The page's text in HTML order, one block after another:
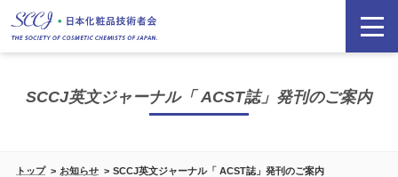
SCCJ英文ジャーナル「 ACST誌」発刊のご案内
トップ お知らせ SCCJ英文ジャーナル「 ACST誌」発刊のご案内